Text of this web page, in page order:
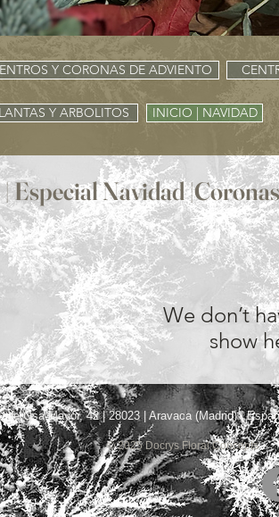
Y CORONAS DE ADVIENTO
Y ARBOLITOS INICIO | NAVIDAD
Especial Navidad |Coronas
We don’t
show
de Osa Mayor, 42 | 28023 | Aravaca (Madrid) |
© 2025 Docrys Floral Concepts